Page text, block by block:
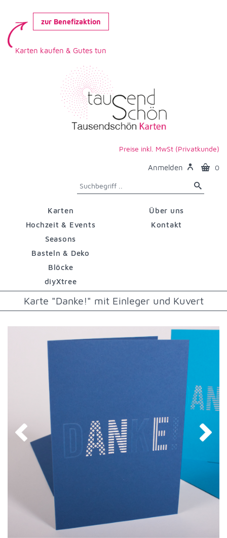
zur Benefizaktion
Karten kaufen & Gutes tun
Preise inkl. MwSt (Privatkunde)
Anmelden 0
Karten
Hochzeit & Events
Seasons
Basteln & Deko
Blöcke
diyXtree
Über uns
Kontakt
Karte "Danke!" mit Einleger und Kuvert